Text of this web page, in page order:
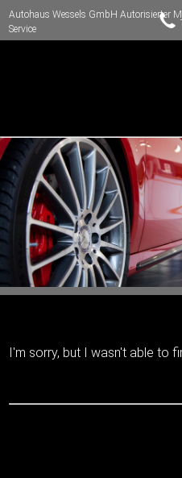
Autohaus Wessels GmbH Autorisierter
Service
I'm sorry, but I wasn't able to